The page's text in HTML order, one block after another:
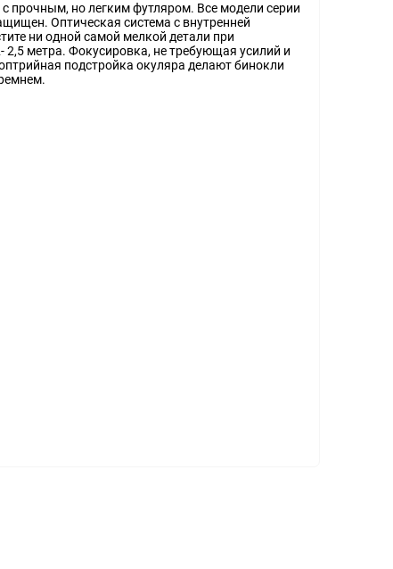
прочным, но легким футляром. Все модели серии
Оптическая система с внутренней
ни одной самой мелкой детали при
2,5 метра. Фокусировка, не требующая усилий и
подстройка окуляра делают бинокли